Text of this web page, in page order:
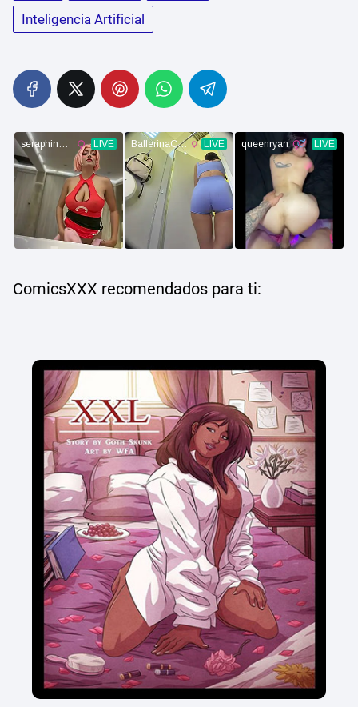
Inteligencia Artificial
ComicsXXX recomendados para ti: